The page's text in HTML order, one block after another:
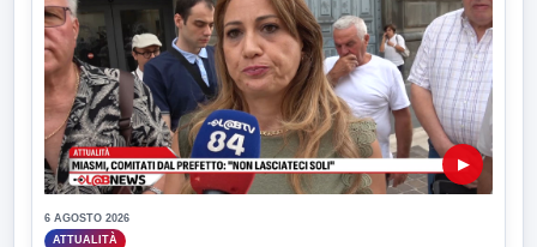
▶
6 AGOSTO 2026
ATTUALITÀ